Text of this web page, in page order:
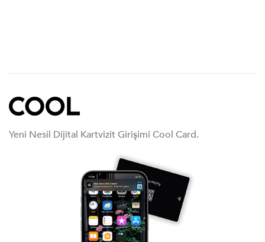
Yeni Nesil Dijital Kartvizit Girişimi Cool Card.